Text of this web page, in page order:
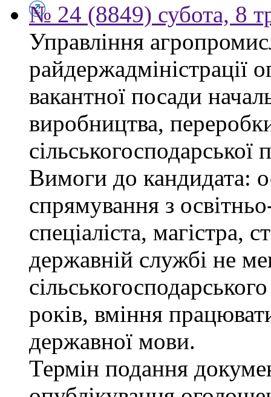
№ 24 (8849) субота, 8
Управління
райдержадміністрації
вакантної посади
виробництва,
сільськогосподарської
Вимоги до кандидата:
спрямування з
спеціаліста, магістра,
державній службі не
років, вміння
державної мови.
Термін подання